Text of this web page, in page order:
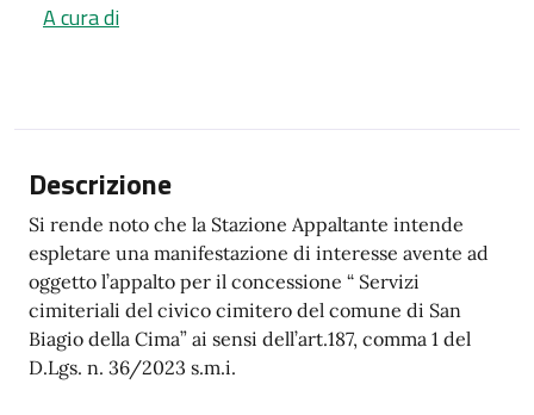
A cura di
Descrizione
Si rende noto che la Stazione Appaltante intende
espletare una manifestazione di interesse avente ad
oggetto l’appalto per il concessione “ Servizi
cimiteriali del civico cimitero del comune di San
Biagio della Cima” ai sensi dell’art.187, comma 1 del
D.Lgs. n. 36/2023 s.m.i.